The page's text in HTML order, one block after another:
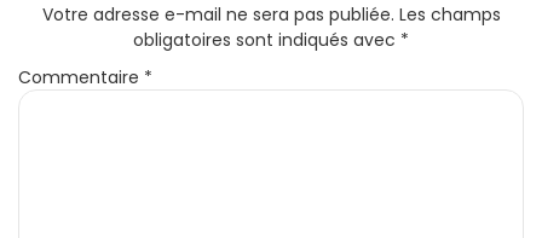
Votre adresse e-mail ne sera pas publiée. Les champs
obligatoires sont indiqués avec *
Commentaire *